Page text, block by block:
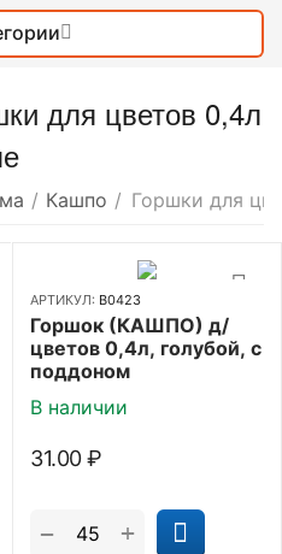
для цветов 0,4л
/ Кашпо / Горшки для
АРТИКУЛ: В0423
Горшок (КАШПО) д/
цветов 0,4л, голубой, с
поддоном
В наличии
31.00 ₽
+
−